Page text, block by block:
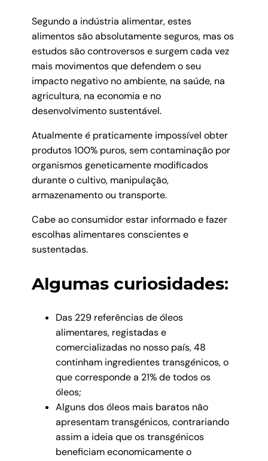
Segundo a indústria alimentar, estes
alimentos são absolutamente seguros, mas os
estudos são controversos e surgem cada vez
mais movimentos que defendem o seu
impacto negativo no ambiente, na saúde, na
agricultura, na economia e no
desenvolvimento sustentável.
Atualmente é praticamente impossível obter
produtos 100% puros, sem contaminação por
organismos geneticamente modificados
durante o cultivo, manipulação,
armazenamento ou transporte.
Cabe ao consumidor estar informado e fazer
escolhas alimentares conscientes e
sustentadas.
Algumas curiosidades:
Das 229 referências de óleos
alimentares, registadas e
comercializadas no nosso país, 48
continham ingredientes transgénicos, o
que corresponde a 21% de todos os
óleos;
Alguns dos óleos mais baratos não
apresentam transgénicos, contrariando
assim a ideia que os transgénicos
beneficiam economicamente o